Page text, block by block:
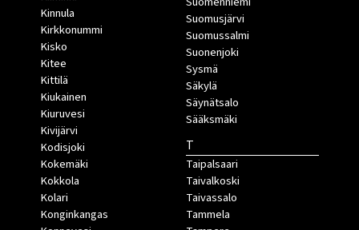
Kinnula
Kirkkonummi
Kisko
Kitee
Kittilä
Kiukainen
Kiuruvesi
Kivijärvi
Kodisjoki
Kokemäki
Kokkola
Kolari
Konginkangas
Suomusjärvi
Suomussalmi
Suonenjoki
Sysmä
Säkylä
Säynätsalo
Sääksmäki
T
Taipalsaari
Taivalkoski
Taivassalo
Tammela